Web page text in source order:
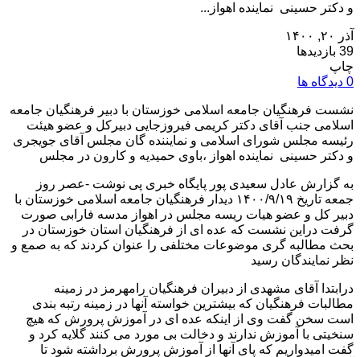
و دکتر حسینی نماینده اهواز...
آذر ۲۰, ۱۴۰۰
39 بازدیدها
چاپ
0 دیدگاه ها
نشست فرهنگیان جامعه اسلامی خوزستان با دبیر فرهنگیان جامعه
اسلامی جنب آقای دکتر کریمی فیروزجایی دبیرکل و عضو هیئت
رئیسه مجلس شورای اسلامی و نمایننده گان مجلس آقای جویجری
و دکتر حسینی نماینده اهواز ،باوی حمیدیه و کارون در مجلس
به گزارش عادل سعیدی پور پایگاه خبری پی نوشت -عصر روز
جمعه تاریخ ۱۴۰۰/۹/۱۹ دیدار فرهنگیان جامعه اسلامی خوزستان با
دبیر کل و عضو هیات ریسه مجلس در اهواز مدسه فارابی صورت
گرفت دراین نشست که عده ای از فرهنگیان استان خوزستان در
بحث مطالبه گری موضوعات مختلفی را عنوان کردند که به صمع و
نظر نمایندگان رسید
درابتدا آقای مشهدی از دبیران فرهنگیان رامهرمز در زمینه
مطالبات فرهنگیان که بیشترین خواسته آنها در زمینه رتبه بندی
است سخن گفت وی از اینکه عده ای در آموزش پرورش که هیچ
سنخیتی با آموزش ندارند و دخالت بی مورد می کنند گلایه کرد و
گفت امیدواریم که پای آنها از آموزش پرورش برداشته شود تا